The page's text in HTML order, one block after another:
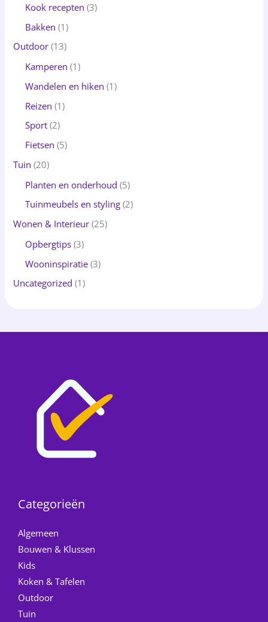
Kook recepten (3)
Bakken (1)
Outdoor (13)
Kamperen (1)
Wandelen en hiken (1)
Reizen (1)
Sport (2)
Fietsen (5)
Tuin (20)
Planten en onderhoud (5)
Tuinmeubels en styling (2)
Wonen & Interieur (25)
Opbergtips (3)
Wooninspiratie (3)
Uncategorized (1)
Categorieën
Algemeen
Bouwen & Klussen
Kids
Koken & Tafelen
Outdoor
Tuin